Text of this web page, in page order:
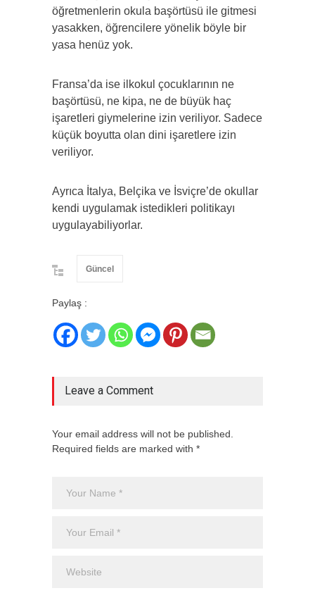
öğretmenlerin okula başörtüsü ile gitmesi
yasakken, öğrencilere yönelik böyle bir
yasa henüz yok.
Fransa’da ise ilkokul çocuklarının ne
başörtüsü, ne kipa, ne de büyük haç
işaretleri giymelerine izin veriliyor. Sadece
küçük boyutta olan dini işaretlere izin
veriliyor.
Ayrıca İtalya, Belçika ve İsviçre’de okullar
kendi uygulamak istedikleri politikayı
uygulayabiliyorlar.
Güncel
Paylaş :
Leave a Comment
Your email address will not be published.
Required fields are marked with *